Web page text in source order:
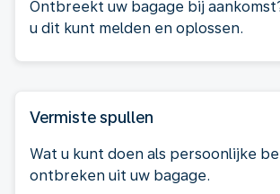
Ontbreekt uw bagage bij
u dit kunt melden en oplossen.
Vermiste spullen
Wat u kunt doen als persoonlijke
ontbreken uit uw bagage.